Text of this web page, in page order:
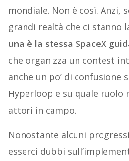
mondiale. Non è così. Anzi,
grandi realtà che ci stanno
una è la stessa SpaceX
che organizza un contest
anche un po’ di confusione
Hyperloop e su quale ruolo
attori in campo.
Nonostante alcuni
esserci dubbi